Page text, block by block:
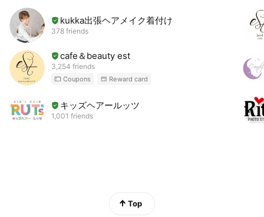
kukka出張ヘアメイク着付け
378 friends
cafe＆beauty est
3,254 friends
Coupons Reward card
キッズヘアールッツ
1,001 friends
Top